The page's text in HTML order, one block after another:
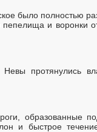
было полностью
пепелища и
протянулись
образованные
и быстрое